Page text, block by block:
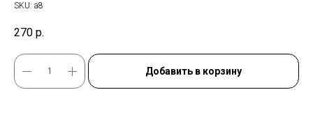
SKU: а8
270 р.
Добавить в корзину